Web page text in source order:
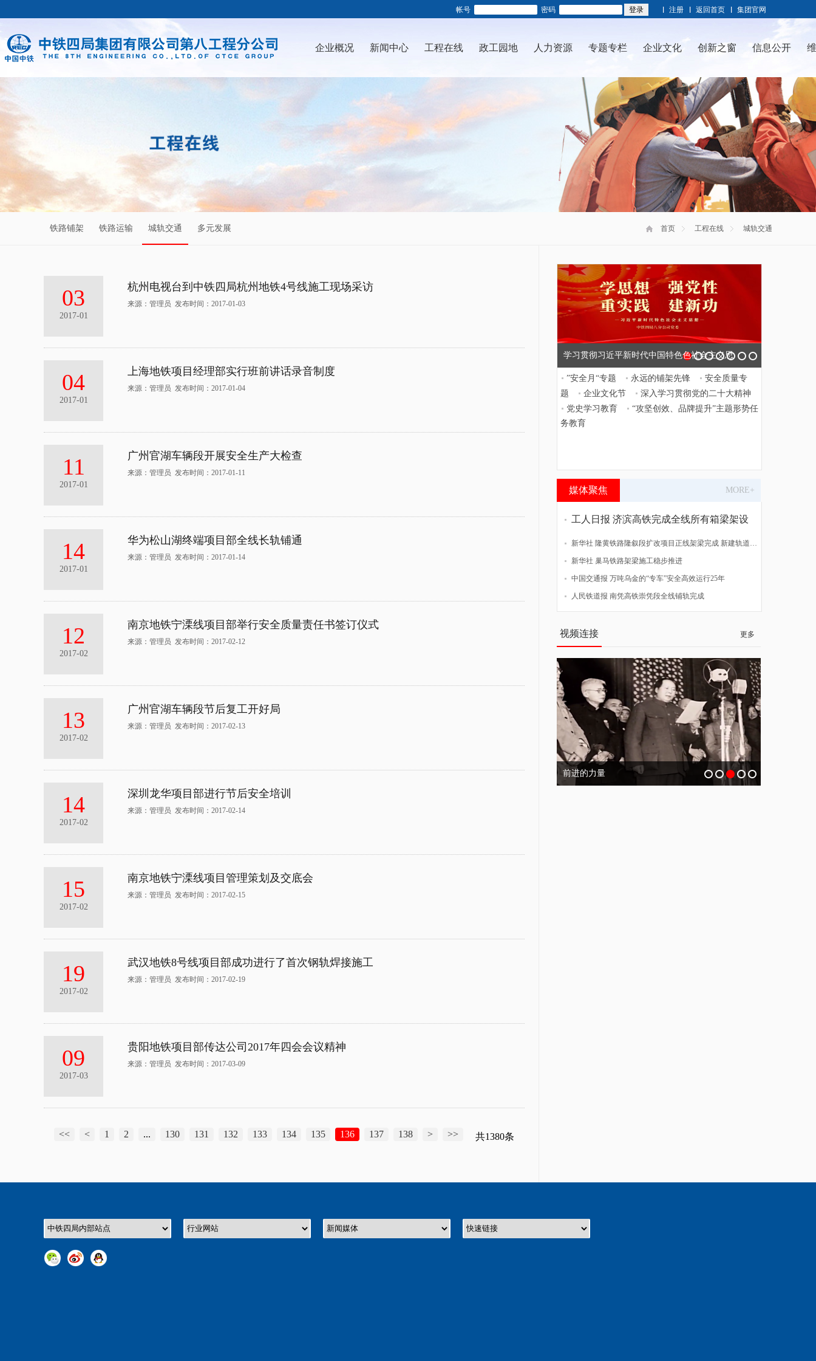
帐号 密码 注册 返回首页 集团官网
企业概况 新闻中心 工程在线 政工园地 人力资源 专题专栏 企业文化 创新之窗 信息公开
首页 工程在线 城轨交通
铁路铺架 铁路运输 城轨交通 多元发展
03
2017-01
杭州电视台到中铁四局杭州地铁4号线施工现场采访
来源：管理员 发布时间：2017-01-03
04
2017-01
上海地铁项目经理部实行班前讲话录音制度
来源：管理员 发布时间：2017-01-04
11
2017-01
广州官湖车辆段开展安全生产大检查
来源：管理员 发布时间：2017-01-11
14
2017-01
华为松山湖终端项目部全线长轨铺通
来源：管理员 发布时间：2017-01-14
12
2017-02
南京地铁宁溧线项目部举行安全质量责任书签订仪式
来源：管理员 发布时间：2017-02-12
13
2017-02
广州官湖车辆段节后复工开好局
来源：管理员 发布时间：2017-02-13
14
2017-02
深圳龙华项目部进行节后安全培训
来源：管理员 发布时间：2017-02-14
15
2017-02
南京地铁宁溧线项目管理策划及交底会
来源：管理员 发布时间：2017-02-15
19
2017-02
武汉地铁8号线项目部成功进行了首次钢轨焊接施工
来源：管理员 发布时间：2017-02-19
09
2017-03
贵阳地铁项目部传达公司2017年四会会议精神
来源：管理员 发布时间：2017-03-09
<< < 1 2 ... 130 131 132 133 134 135 136 137 138 > >> 共1380条
学习贯彻习近平新时代中国特色色社会主义思
想
”安全月“专题 永远的铺架先锋
安全质量专
题
企业文化节
深入学习贯彻党的二十大精神
党史学习教育
“攻坚创效、品牌提升”主题形势任
务教育
MORE+
媒体聚焦
工人日报 济滨高铁完成全线所有箱梁架设
新华社 隆黄铁路隆叙段扩改项目正线架梁完成 新建轨道贯通
新华社 巢马铁路架梁施工稳步推进
中国交通报 万吨乌金的“专车”安全高效运行25年
人民铁道报 南凭高铁崇凭段全线铺轨完成
更多
视频连接
前进的力量